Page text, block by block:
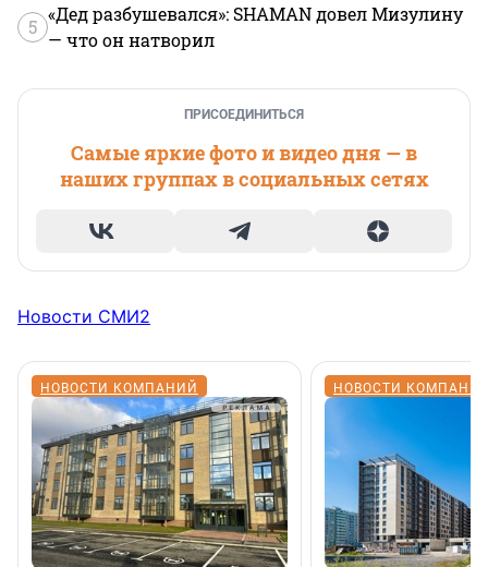
5
«Дед разбушевался»: SHAMAN довел Мизулину
— что он натворил
ПРИСОЕДИНИТЬСЯ
Самые яркие фото и видео дня — в
наших группах в социальных сетях
Новости СМИ2
НОВОСТИ КОМПАНИЙ НОВОСТИ